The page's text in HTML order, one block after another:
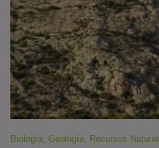
Biología, Geología, Recursos